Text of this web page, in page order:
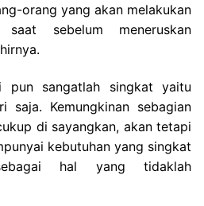
orang yang akan melakukan
sebelum meneruskan
pun sangatlah singkat yaitu
saja. Kemungkinan sebagian
di sayangkan, akan tetapi
kebutuhan yang singkat
hal yang tidaklah